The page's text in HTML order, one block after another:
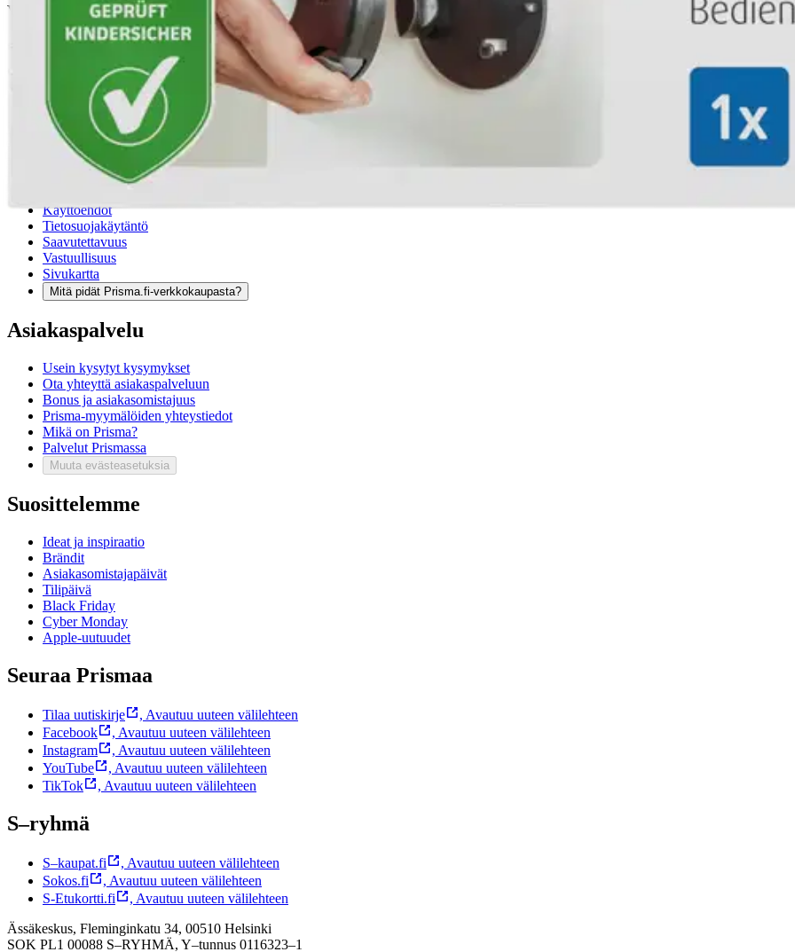
Verkkokauppa
Ensitilaajan pikaopas
Myymälänouto
Palautukset
Reklamaatio
Takuu ja huolto
Toimitustavat
Maksutavat
Asennuspalvelut
Käyttöehdot
Tietosuojakäytäntö
Saavutettavuus
Vastuullisuus
Sivukartta
Mitä pidät Prisma.fi-verkkokaupasta?
Asiakaspalvelu
Usein kysytyt kysymykset
Ota yhteyttä asiakaspalveluun
Bonus ja asiakasomistajuus
Prisma-myymälöiden yhteystiedot
Mikä on Prisma?
Palvelut Prismassa
Muuta evästeasetuksia
Suosittelemme
Ideat ja inspiraatio
Brändit
Asiakasomistajapäivät
Tilipäivä
Black Friday
Cyber Monday
Apple-uutuudet
Seuraa Prismaa
Tilaa uutiskirje , Avautuu uuteen välilehteen
Facebook
, Avautuu uuteen välilehteen
Instagram
, Avautuu uuteen välilehteen
YouTube
, Avautuu uuteen välilehteen
TikTok
, Avautuu uuteen välilehteen
S–ryhmä
S–kaupat.fi , Avautuu uuteen välilehteen
Sokos.fi
, Avautuu uuteen välilehteen
S-Etukortti.fi
, Avautuu uuteen välilehteen
Ässäkeskus, Fleminginkatu 34, 00510 Helsinki
SOK PL1 00088 S–RYHMÄ, Y–tunnus 0116323–1